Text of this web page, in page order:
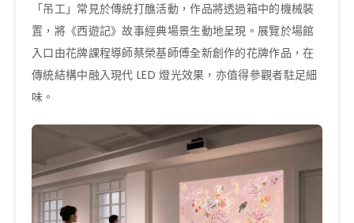
「吊工」常見於傳統打醮活動，作品將透過箱中的機械裝
置，將《西遊記》故事經典場景生動地呈現。展覽於場館
入口由花牌課程導師蔡榮基師傅全新創作的花牌作品，在
傳統結構中融入現代 LED 燈光效果，亦值得參觀者駐足細
味。